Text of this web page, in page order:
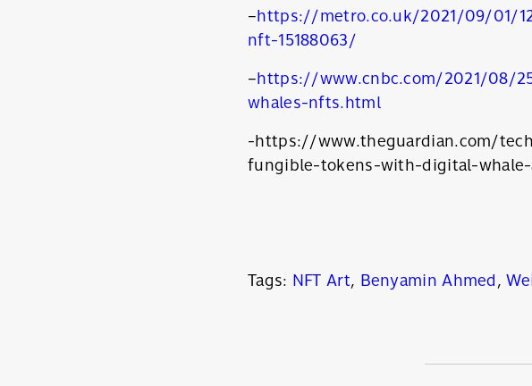
–https://metro.co.uk/2021/09/01/
nft-15188063/
–https://www.cnbc.com/2021/08/
whales-nfts.html
-https://www.theguardian.com/
fungible-tokens-with-digital-
Tags: NFT Art, Benyamin Ahmed,